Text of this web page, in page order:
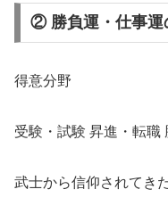
② 勝負運・仕事
得意分野
受験・試験 昇進・転職
武士から信仰されてき